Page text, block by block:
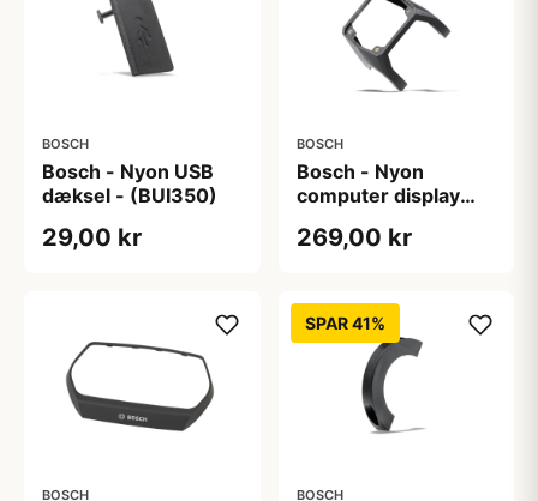
BOSCH
Bosch - Nyon USB
dæksel - (BUI350)
29,00 kr
BOSCH
Bosch - Nyon
computer display
269,00 kr
BOSCH
SPAR 41%
BOSCH